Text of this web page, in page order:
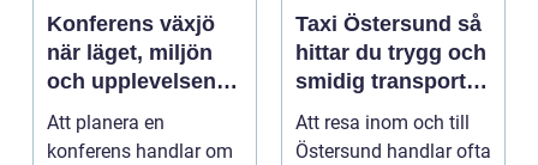
Konferens växjö
när läget, miljön
och upplevelsen
gör skillnad
Att planera en
konferens handlar om
Taxi Östersund så
hittar du trygg och
smidig transport
året runt
Att resa inom och till
Östersund handlar ofta